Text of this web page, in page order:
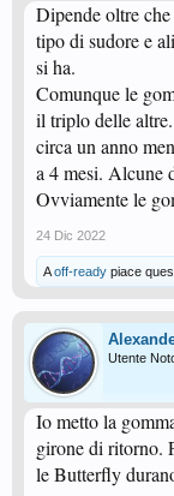
Dipende oltre
tipo di sudore e
si ha.
Comunque le
il triplo delle
circa un anno
a 4 mesi. Alcune
Ovviamente le
24 Dic 2022
Aoff-ready piace
Utente
Io metto la
girone di ritorno.
le Butterfly